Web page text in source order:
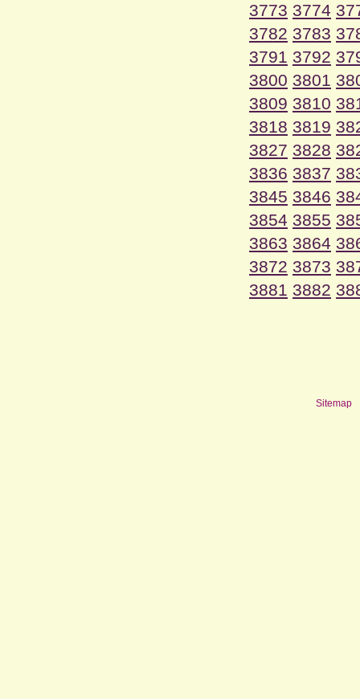
3773 3774
3782 3783
3791 3792
3800 3801
3809 3810
3818 3819
3827 3828
3836 3837
3845 3846
3854 3855
3863 3864
3872 3873
3881 3882
Sitemap